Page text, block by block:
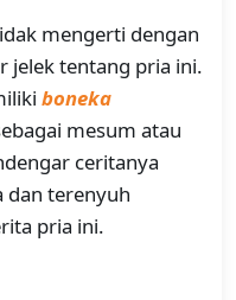
mengerti dengan
jelek tentang pria ini.
boneka
mesum atau
ceritanya
dan terenyuh
pria ini.